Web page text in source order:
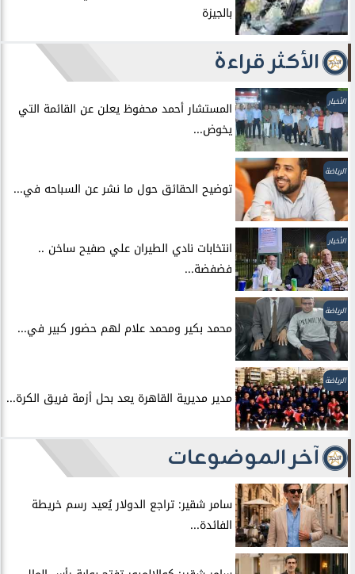
بالجيزة
الأكثر قراءة
الأخبار
المستشار أحمد محفوظ يعلن عن القائمة التي
يخوض...
الرياضة
توضيح الحقائق حول ما نشر عن السباحه في...
الأخبار
انتخابات نادي الطيران علي صفيح ساخن ..
فضفضة...
الرياضة
محمد بكير ومحمد علام لهم حضور كبير في...
الرياضة
مدير مديرية القاهرة يعد بحل أزمة فريق الكرة...
آخر الموضوعات
سامر شقير: تراجع الدولار يُعيد رسم خريطة
الفائدة...